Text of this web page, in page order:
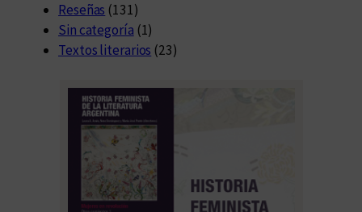
Reseñas (131)
Sin categoría (1)
Textos literarios (23)